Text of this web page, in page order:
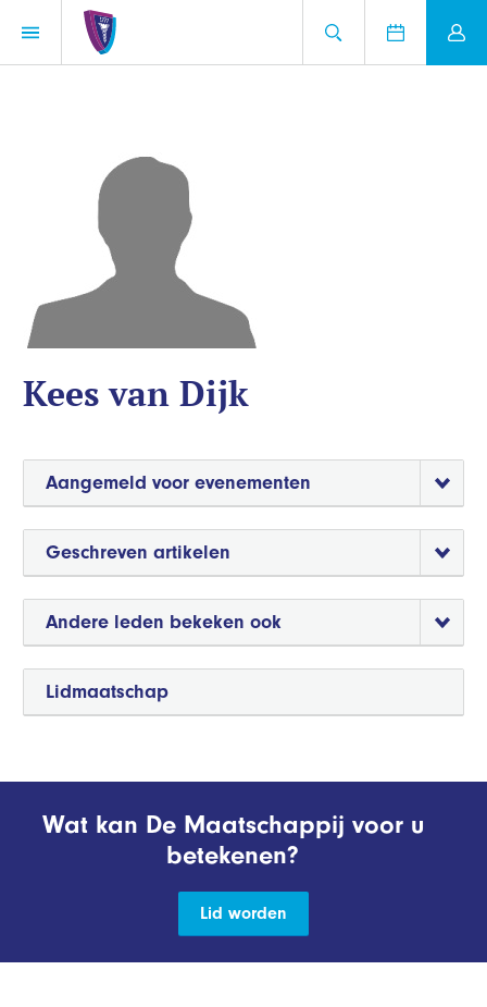
Lidmaatschap
Kees van Dijk
Aangemeld voor evenementen
Geschreven artikelen
Andere leden bekeken ook
Wat kan De Maatschappij voor u
betekenen?
Lid worden